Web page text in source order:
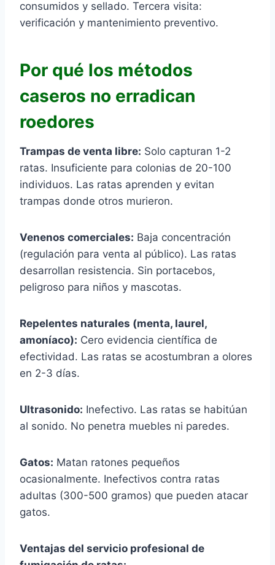
consumidos y sellado. Tercera visita:
verificación y mantenimiento preventivo.
Por qué los métodos
caseros no erradican
roedores
Trampas de venta libre: Solo capturan 1-2
ratas. Insuficiente para colonias de 20-100
individuos. Las ratas aprenden y evitan
trampas donde otros murieron.
Venenos comerciales: Baja concentración
(regulación para venta al público). Las ratas
desarrollan resistencia. Sin portacebos,
peligroso para niños y mascotas.
Repelentes naturales (menta, laurel,
amoníaco): Cero evidencia científica de
efectividad. Las ratas se acostumbran a olores
en 2-3 días.
Ultrasonido: Inefectivo. Las ratas se habitúan
al sonido. No penetra muebles ni paredes.
Gatos: Matan ratones pequeños
ocasionalmente. Inefectivos contra ratas
adultas (300-500 gramos) que pueden atacar
gatos.
Ventajas del servicio profesional de